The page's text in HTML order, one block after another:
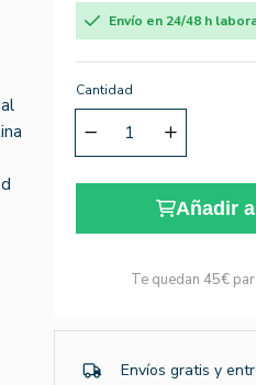
Envío en 24/48 h
Cantidad
Añadir
Te quedan 45€
Envíos gratis y